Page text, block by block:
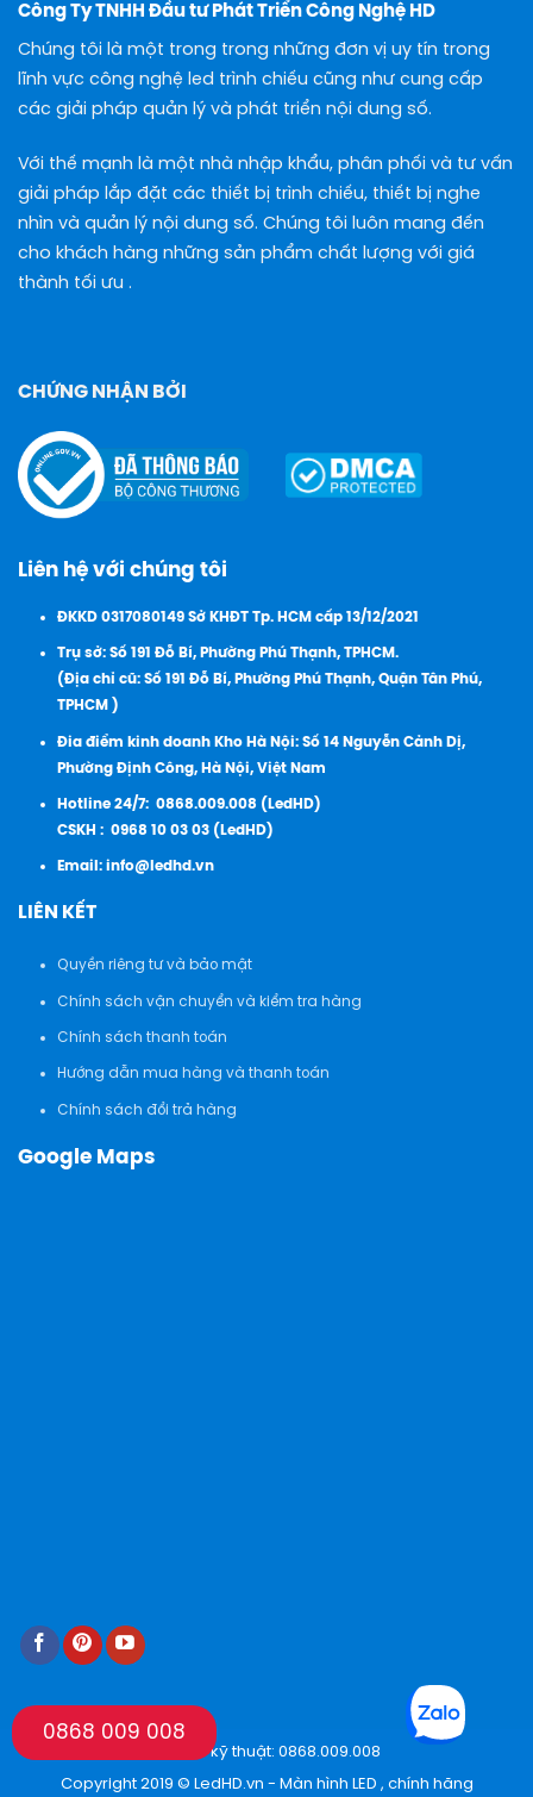
Công Ty TNHH Đầu tư Phát Triển Công Nghệ HD
Chúng tôi là một trong trong những đơn vị uy tín trong
lĩnh vực công nghệ led trình chiếu cũng như cung cấp
các giải pháp quản lý và phát triển nội dung số.
Với thế mạnh là một nhà nhập khẩu, phân phối và tư vấn
giải pháp lắp đặt các thiết bị trình chiếu, thiết bị nghe
nhìn và quản lý nội dung số. Chúng tôi luôn mang đến
cho khách hàng những sản phẩm chất lượng với giá
thành tối ưu .
CHỨNG NHẬN BỞI
Liên hệ với chúng tôi
ĐKKD 0317080149 Sở KHĐT Tp. HCM cấp 13/12/2021
Trụ sở: Số 191 Đỗ Bí, Phường Phú Thạnh, TPHCM.
(Địa chỉ cũ: Số 191 Đỗ Bí, Phường Phú Thạnh, Quận Tân Phú,
TPHCM )
Đia điểm kinh doanh Kho Hà Nội: Số 14 Nguyễn Cảnh Dị,
Phường Định Công, Hà Nội, Việt Nam
Hotline 24/7: 0868.009.008 (LedHD)
CSKH : 0968 10 03 03 (LedHD)
Email:info@ledhd.vn
LIÊN KẾT
Quyền riêng tư và bảo mật
Chính sách vận chuyển và kiểm tra hàng
Chính sách thanh toán
Hướng dẫn mua hàng và thanh toán
Chính sách đổi trả hàng
Google Maps
Hotline kỹ thuật: 0868.009.008
Copyright 2019 © LedHD.vn - Màn hình LED , chính hãng
0868 009 008